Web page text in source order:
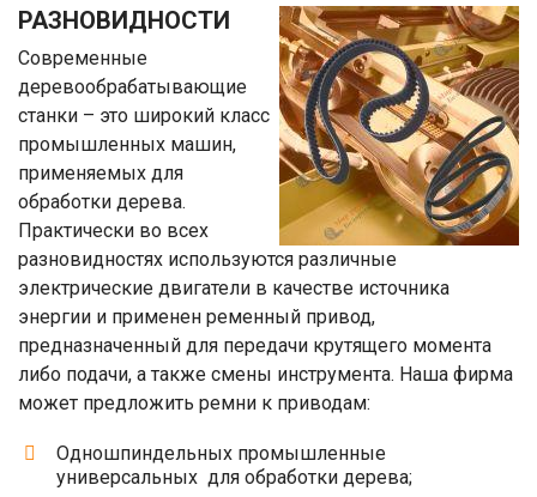
РАЗНОВИДНОСТИ
Современные
деревообрабатывающие
станки – это широкий класс
промышленных машин,
применяемых для
обработки дерева.
Практически во всех
разновидностях используются различные
электрические двигатели в качестве источника
энергии и применен ременный привод,
предназначенный для передачи крутящего момента
либо подачи, а также смены инструмента. Наша фирма
может предложить ремни к приводам:
Одношпиндельных промышленные
универсальных для обработки дерева;